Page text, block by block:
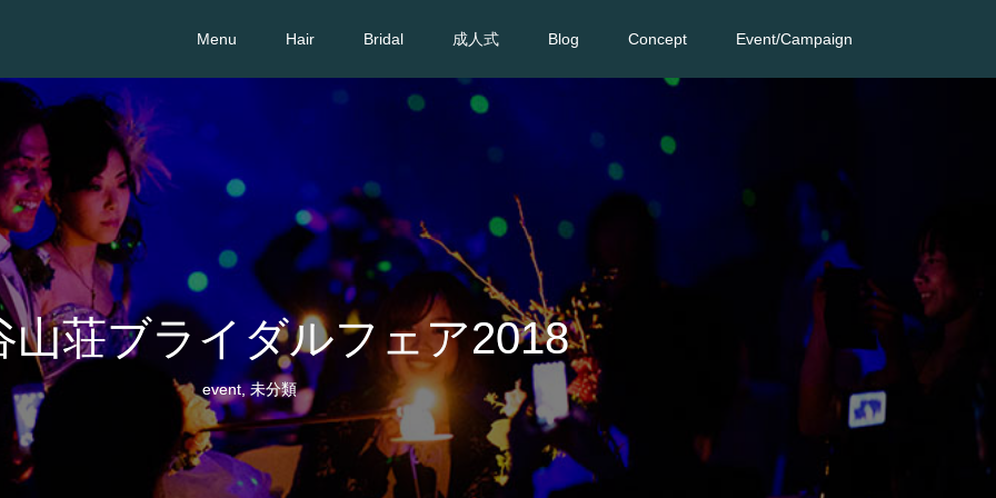
Menu Hair Bridal 成人式 Blog Concept Event/Campaign
山荘ブライダルフェア2018
event,未分類